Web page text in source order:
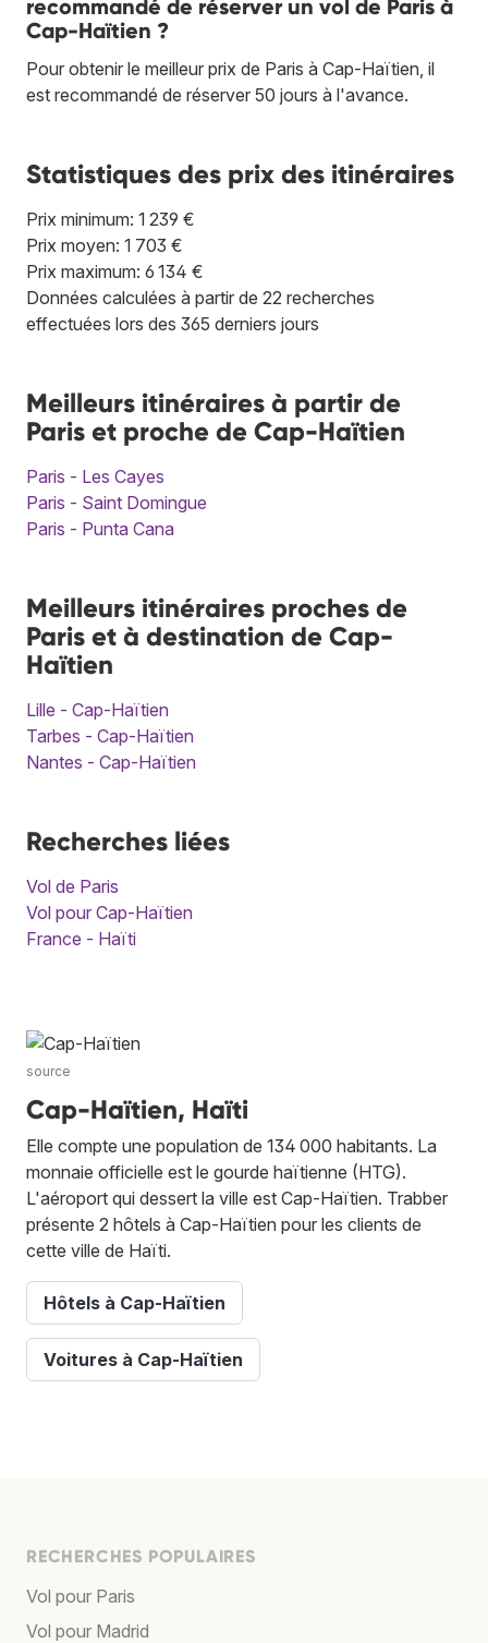
recommandé de réserver un vol de Paris à
Cap-Haïtien ?
Pour obtenir le meilleur prix de Paris à Cap-Haïtien, il
est recommandé de réserver 50 jours à l'avance.
Statistiques des prix des itinéraires
Prix minimum: 1 239 €
Prix moyen: 1 703 €
Prix maximum: 6 134 €
Données calculées à partir de 22 recherches
effectuées lors des 365 derniers jours
Meilleurs itinéraires à partir de
Paris et proche de Cap-Haïtien
Paris - Les Cayes
Paris - Saint Domingue
Paris - Punta Cana
Meilleurs itinéraires proches de
Paris et à destination de Cap-
Haïtien
Lille - Cap-Haïtien
Tarbes - Cap-Haïtien
Nantes - Cap-Haïtien
Recherches liées
Vol de Paris
Vol pour Cap-Haïtien
France - Haïti
source
Cap-Haïtien, Haïti
Elle compte une population de 134 000 habitants. La
monnaie officielle est le gourde haïtienne (HTG).
L'aéroport qui dessert la ville est Cap-Haïtien. Trabber
présente 2 hôtels à Cap-Haïtien pour les clients de
cette ville de Haïti.
Hôtels à Cap-Haïtien
Voitures à Cap-Haïtien
RECHERCHES POPULAIRES
Vol pour Paris
Vol pour Madrid